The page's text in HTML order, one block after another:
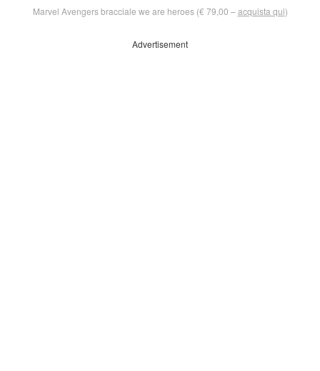
Marvel Avengers bracciale we are heroes (€ 79,00 –acquista qui)
Advertisement